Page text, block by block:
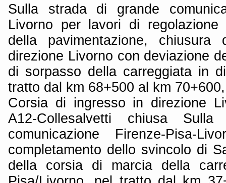
Sulla strada di grande
Livorno per lavori di regolazione
della pavimentazione, chiusura
direzione Livorno con deviazione
di sorpasso della carreggiata in
tratto dal km 68+500 al km
Corsia di ingresso in direzione
A12-Collesalvetti chiusa
comunicazione Firenze-Pisa-
completamento dello svincolo di
della corsia di marcia della